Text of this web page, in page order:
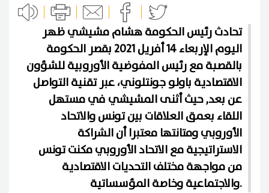
تحادث رئيس الحكومة هشام مشيشي ظهر
اليوم الإربعاء 14 أفريل 2021 بقصر الحكومة
بالقصبة مع رئيس المفوضية الأوروبية للشؤون
الاقتصادية باولو جونتلوني، عبر تقنية التواصل
عن بعد, حيث أثنى المشيشي في مستهل
اللقاء بعمق العلاقات بين تونس والاتحاد
الأوروبي ومتانتها معتبرا أن الشراكة
الاستراتيجية مع الاتحاد الأوروبي مكنت تونس
من مواجهة مختلف التحديات الاقتصادية
والاجتماعية وخاصة المؤسساتية.